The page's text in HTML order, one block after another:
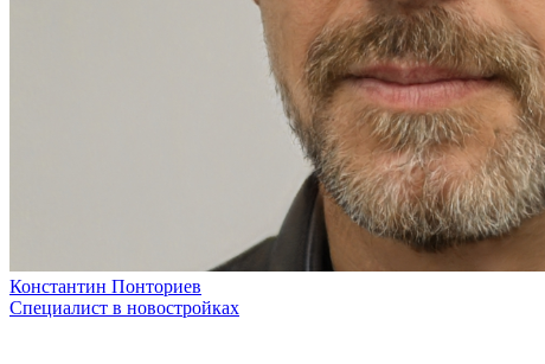
Константин Понториев
Специалист в новостройках